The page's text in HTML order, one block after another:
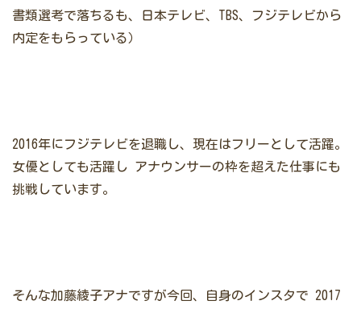
書類選考で落ちるも、日本テレビ、TBS、フジテレビから
内定をもらっている）
2016年にフジテレビを退職し、現在はフリーとして活躍。
女優としても活躍し アナウンサーの枠を超えた仕事にも
挑戦しています。
そんな加藤綾子アナですが今回、自身のインスタで 2017